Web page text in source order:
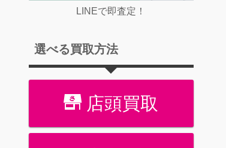
LINEで即査定！
選べる買取方法
店頭買取